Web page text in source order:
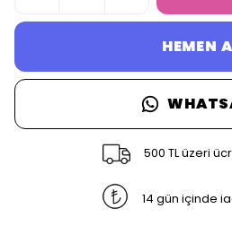
HEMEN
500 TL üzeri
14 gün içinde